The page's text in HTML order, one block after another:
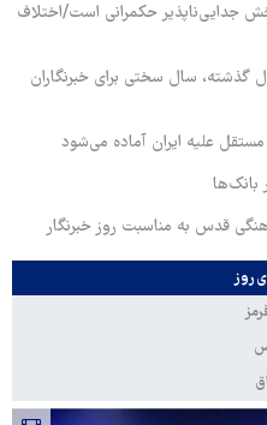
جدایی‌ناپذیر حکمرانی است/اختلاف
سال سختی برای خبرنگاران
علیه ایران آماده می‌شود
بانک‌ها
قدس به مناسبت روز خبرنگار
روز